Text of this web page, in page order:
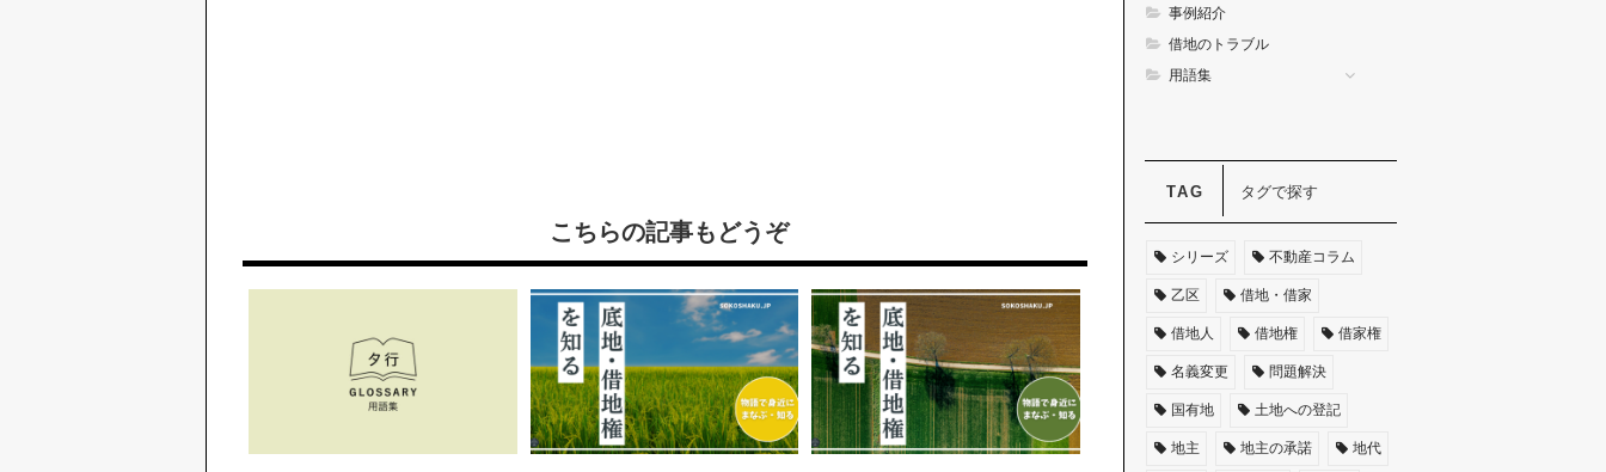
こちらの記事もどうぞ
事例紹介
借地のトラブル
用語集
タグで探す
シリーズ 不動産コラム
乙区 借地・借家
借地人 借地権 借家権
名義変更 問題解決
国有地 土地への登記
地主 地主の承諾 地代